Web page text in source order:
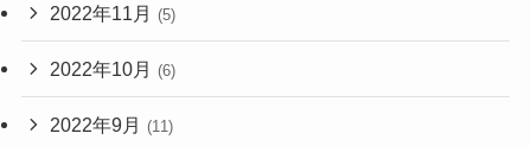
2022年11月 (5)
2022年10月 (6)
2022年9月 (11)